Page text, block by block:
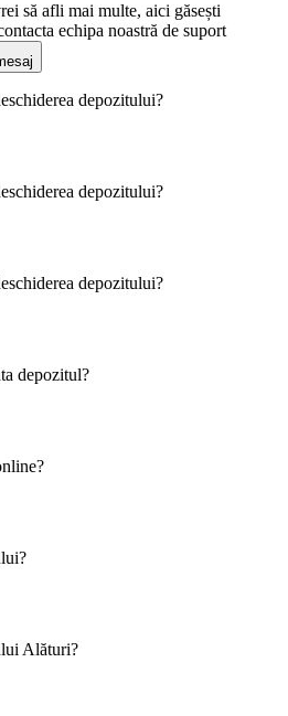
să afli mai multe, aici găsești
echipa noastră de suport
depozitului?
depozitului?
depozitului?
depozitul?
Alături?